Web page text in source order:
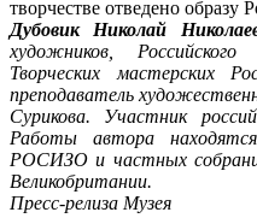
творчестве отведено образу
Дубовик Николай
художников,
Творческих мастерских
преподаватель
Сурикова. Участник
Работы автора
РОСИЗО и частных
Великобритании.
Пресс-релиза Музея